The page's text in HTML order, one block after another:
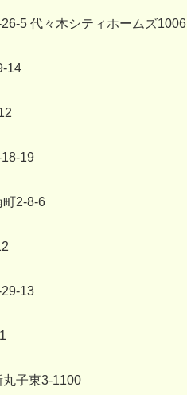
5 代々木シティホームズ1006
14
12
19
町2-8-6
13
丸子東3-1100